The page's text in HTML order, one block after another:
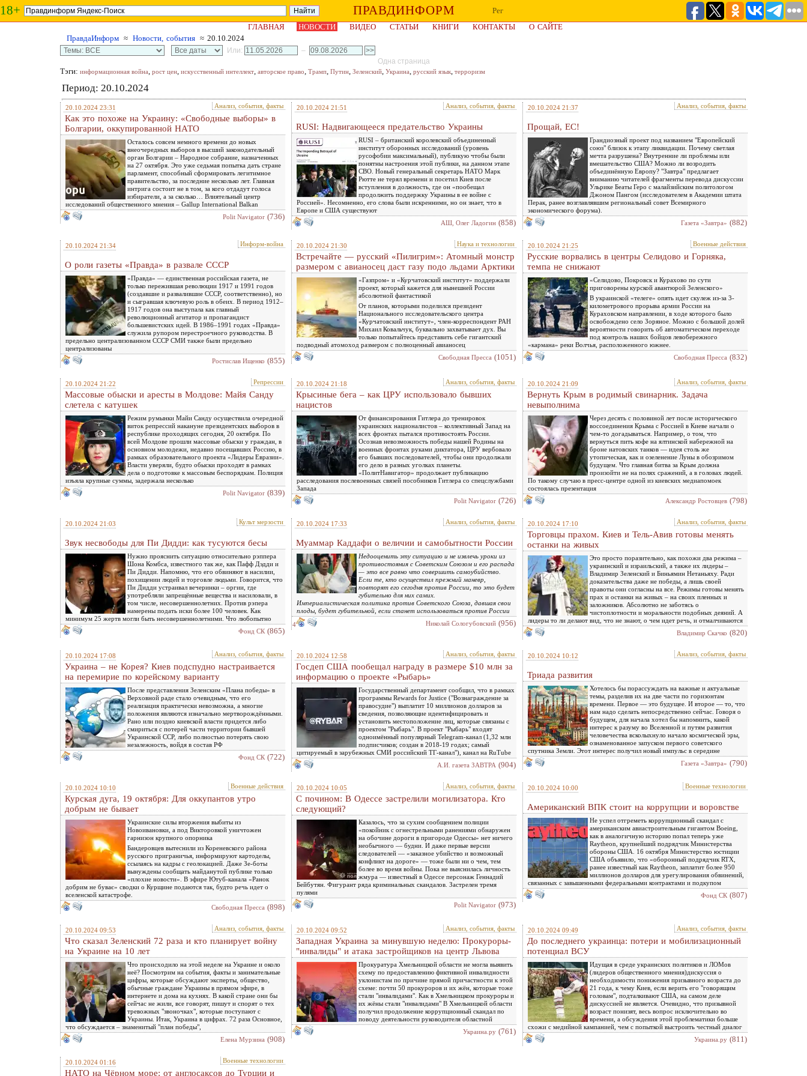
18+ ПРАВДИНФОРМ
Рег
ГЛАВНАЯ
НОВОСТИ ВИДЕО СТАТЬИ КНИГИ КОНТАКТЫ
О САЙТЕ
ПравдаИнформ ≈ Новости, события ≈ 20.10.2024
Или:
–
Одна страница
Тэги: информационная война, рост цен, искусственный интеллект, авторское право, Трамп, Путин, Зеленский, Украина, русский язык, терроризм
Период: 20.10.2024
20.10.2024 23:31 Анализ, события, факты
Как это похоже на Украину: «Свободные выборы» в
Болгарии, оккупированной НАТО
Осталось совсем немного времени до новых
внеочередных выборов в высший законодательный
орган Болгарии – Народное собрание, назначенных
на 27 октября. Это уже седьмая попытка дать стране
парламент, способный сформировать легитимное
правительство, за последние несколько лет. Главная
интрига состоит не в том, за кого отдадут голоса
избиратели, а за сколько… Влиятельный центр
исследований общественного мнения – Gallup International Balkan
Polit Navigator (736)
20.10.2024 21:51 Анализ, события, факты
RUSI: Надвигающееся предательство Украины
RUSI – британский королевский объединенный
институт оборонных исследований (уровень
русофобии максимальный), публикую чтобы были
понятны настроения этой публики, на данном этапе
СВО. Новый генеральный секретарь НАТО Марк
Рютте не терял времени и посетил Киев после
вступления в должность, где он «пообещал
продолжить поддержку Украины в ее войне с
Россией». Несомненно, его слова были искренними, но он знает, что в
Европе и США существуют
АШ, Олег Ладогин (858)
20.10.2024 21:37 Анализ, события, факты
Прощай, ЕС!
Грандиозный проект под названием "Европейский
союз" близок к этапу ликвидации. Почему светлая
мечта разрушена? Внутренние ли проблемы или
вмешательство США? Можно ли возродить
объединённую Европу? "Завтра" предлагает
вниманию читателей фрагменты перевода дискуссии
Ульрике Беаты Геро с малайзийским политологом
Джоном Пангом (исследователем в Академии штата
Перак, ранее возглавлявшим региональный совет Всемирного
экономического форума).
Газета «Завтра» (882)
20.10.2024 21:34 Информ-война
О роли газеты «Правда» в развале СССР
«Правда» — единственная российская газета, не
только пережившая революции 1917 и 1991 годов
(создавшие и развалившие СССР, соответственно), но
и сыгравшая ключевую роль в обеих. В период 1912–
1917 годов она выступала как главный
революционный агитатор и пропагандист
большевистских идей. В 1986–1991 годах «Правда»
служила рупором перестроечного руководства. В
предельно централизованном СССР СМИ также были предельно
централизованы
Ростислав Ищенко (855)
20.10.2024 21:30 Наука и технологии
Встречайте — русский «Пилигрим»: Атомный монстр
размером с авианосец даст газу подо льдами Арктики
«Газпром» и «Курчатовский институт» поддержали
проект, который кажется для нынешней России
абсолютной фантастикой
От планов, которыми поделился президент
Национального исследовательского центра
«Курчатовский институт», член-корреспондент РАН
Михаил Ковальчук, буквально захватывает дух. Вы
только попытайтесь представить себе гигантский
подводный атомоход размером с полноценный авианосец
Свободная Пресса (1051)
20.10.2024 21:25 Военные действия
Русские ворвались в центры Селидово и Горняка,
темпа не снижают
«Селидово, Покровск и Курахово по сути
приговорены курской авантюрой Зеленского»
В украинской «телеге» опять идет скулеж из-за 3-
километрового прорыва армии России на
Кураховском направлении, в ходе которого было
освобождено село Зоряное. Можно с большой долей
вероятности говорить об автоматическом переходе
под контроль наших бойцов левобережного
«кармана» реки Волчья, расположенного южнее.
Свободная Пресса (832)
20.10.2024 21:22 Репрессии
Массовые обыски и аресты в Молдове: Майя Санду
слетела с катушек
Режим румынки Майи Санду осуществила очередной
виток репрессий накануне президентских выборов в
республике проходящих сегодня, 20 октября. По
всей Молдове прошли массовые обыски у граждан, в
основном молодежи, недавно посещавших Россию, в
рамках образовательного проекта «Лидеры Евразии».
Власти уверяли, будто обыски проходят в рамках
дела о подготовке к массовым беспорядкам. Полиция
изъяла крупные суммы, задержала несколько
Polit Navigator (839)
20.10.2024 21:18 Анализ, события, факты
Крысиные бега – как ЦРУ использовало бывших
нацистов
От финансирования Гитлера до тренировок
украинских националистов – коллективный Запад на
всех фронтах пытался противостоять России.
Осознав невозможность победы нашей Родины на
военных фронтах руками диктатора, ЦРУ вербовало
его бывших последователей, чтобы они продолжали
его дело в разных уголках планеты.
«ПолитНавигатор» продолжает публикацию
расследования послевоенных связей пособников Гитлера со спецслужбами
Запада
Polit Navigator (726)
20.10.2024 21:09 Анализ, события, факты
Вернуть Крым в родимый свинарник. Задача
невыполнима
Через десять с половиной лет после исторического
воссоединения Крыма с Россией в Киеве начали о
чем-то догадываться. Например, о том, что
вернуться пить кофе на ялтинской набережной на
броне натовских танков — идея столь же
утопическая, как и озеленение Луны в обозримом
будущем. Что главная битва за Крым должна
произойти не на полях сражений, а в головах людей.
По такому случаю в пресс-центре одной из киевских медиапомоек
состоялась презентация
Александр Ростовцев (798)
20.10.2024 21:03 Культ мерзости
Звук несвободы для Пи Дидди: как тусуются бесы
Нужно прояснить ситуацию относительно рэппера
Шона Комбса, известного так же, как Пафф Дэдди и
Пи Дидди. Напомню, что его обвиняют в насилии,
похищении людей и торговле людьми. Говорится, что
Пи Дидди устраивал вечеринки – оргии, где
употребляли запрещённые вещества и насиловали, в
том числе, несовершеннолетних. Против рэпера
намерены подать иски более 100 человек. Как
минимум 25 жертв могли быть несовершеннолетними. Что любопытно
Фонд СК (865)
20.10.2024 17:33 Анализ, события, факты
Муаммар Каддафи о величии и самобытности России
Недооценить эту ситуацию и не извлечь уроки из
противостояния с Советским Союзом и его распада
— это все равно что совершить самоубийство.
Если те, кто осуществил прежний маневр,
повторят его сегодня против России, то это будет
губительно для них самих.
Империалистическая политика против Советского Союза, давшая свои
плоды, будет губительной, если станет использоваться против России
4
Николай Сологубовский (956)
20.10.2024 17:10 Анализ, события, факты
Торговцы прахом. Киев и Тель-Авив готовы менять
останки на живых
Это просто поразительно, как похожи два режима –
украинский и израильский, а также их лидеры –
Владимир Зеленский и Биньямин Нетаньяху. Ради
доказательства даже не победы, а лишь своей
правоты они согласны на все. Режимы готовы менять
прах и останки на живых – на своих пленных и
заложников. Абсолютно не заботясь о
чистоплотности и моральности подобных деяний. А
лидеры то ли делают вид, что не знают, о чем идет речь, и отмалчиваются
Владимир Скачко (820)
20.10.2024 17:08 Анализ, события, факты
Украина – не Корея? Киев подспудно настраивается
на перемирие по корейскому варианту
После представления Зеленским «Плана победы» в
Верховной раде стало очевидным, что его
реализация практически невозможна, а многие
положения являются изначально мертворождёнными.
Рано или поздно киевской власти придется либо
смириться с потерей части территории бывшей
Украинской ССР, либо полностью потерять свою
незалежность, войдя в состав РФ
Фонд СК (722)
20.10.2024 12:58 Анализ, события, факты
Госдеп США пообещал награду в размере $10 млн за
информацию о проекте «Рыбарь»
Государственный департамент сообщил, что в рамках
программы Rewards for Justice ("Вознаграждение за
правосудие") выплатит 10 миллионов долларов за
сведения, позволяющие идентифицировать и
установить местоположение лиц, которые связаны с
проектом "Рыбарь". В проект "Рыбарь" входят
одноимённый популярный Telegram-канал (1,32 млн
подписчиков; создан в 2018-19 годах; самый
цитируемый в зарубежных СМИ российский ТГ-канал"), канал на RuTube
А.И. газета ЗАВТРА (904)
20.10.2024 10:12 Анализ, события, факты
Триада развития
Хотелось бы порассуждать на важные и актуальные
темы, разделив их на две части по горизонтам
времени. Первое — это будущее. И второе — то, что
нам надо сделать непосредственно сейчас. Говоря о
будущем, для начала хотел бы напомнить, какой
интерес к разуму во Вселенной и путям развития
человечества всколыхнуло начало космической эры,
ознаменованное запуском первого советского
спутника Земли. Этот интерес получил новый импульс в середине
Газета «Завтра» (790)
20.10.2024 10:10 Военные действия
Курская дуга, 19 октября: Для оккупантов утро
добрым не бывает
Украинские силы вторжения выбиты из
Новоивановки, а под Викторовкой уничтожен
гарнизон крупного опорника
Бандеровцев вытеснили из Кореневского района
русского приграничья, информируют картоделы,
ссылаясь на кадры с геолокацией. Даже Зе-боты
вынуждены сообщать майданутой публике только
«плохие новости». В эфире Ютуб-канала «Ранок
добрим не буває» сводки о Курщине подаются так, будто речь идет о
вселенской катастрофе.
Свободная Пресса (898)
20.10.2024 10:05 Анализ, события, факты
С почином: В Одессе застрелили могилизатора. Кто
следующий?
Казалось, что за сухим сообщением полиции
«покойник с огнестрельными ранениями обнаружен
на обочине дороги в пригороде Одессы» нет ничего
необычного — будни. И даже первые версии
следователей — «заказное убийство и возможный
конфликт на дороге» — тоже были ни о чем, тем
более во время войны. Пока не выяснилась личность
жмура — известный в Одессе персонаж Геннадий
Бейбутян. Фигурант ряда криминальных скандалов. Застрелен тремя
пулями
Polit Navigator (973)
20.10.2024 10:00 Военные технологии
Американский ВПК стоит на коррупции и воровстве
Не успел отгреметь коррупционный скандал с
американским авиастроительным гигантом Boeing,
как в аналогичную историю попал теперь уже
Raytheon, крупнейший подрядчик Министерства
обороны США. 16 октября Министерство юстиции
США объявило, что «оборонный подрядчик RTX,
ранее известный как Raytheon, заплатит более 950
миллионов долларов для урегулирования обвинений,
связанных с завышенными федеральными контрактами и подкупом
Фонд СК (807)
20.10.2024 09:53 Анализ, события, факты
Что сказал Зеленский 72 раза и кто планирует войну
на Украине на 10 лет
Что происходило на этой неделе на Украине и около
неё? Посмотрим на события, факты и занимательные
цифры, которые обсуждают эксперты, общество,
обычные граждане Украины в прямом эфире, в
интернете и дома на кухнях. В какой стране они бы
сейчас не жили, все говорят, пишут и спорят о тех
тревожных "звоночках", которые поступают с
Украины. Итак, Украина в цифрах. 72 раза Основное,
что обсуждается – знаменитый "план победы",
Елена Мурзина (908)
20.10.2024 09:52 Анализ, события, факты
Западная Украина за минувшую неделю: Прокуроры-
"инвалиды" ​​и атака застройщиков на центр Львова
Прокуратура Хмельницкой области не могла выявить
схему по предоставлению фиктивной инвалидности
уклонистам по причине прямой причастности к этой
схеме: почти 50 прокуроров и их жён, которые тоже
стали "инвалидами". Как в Хмельницком прокуроры и
их жёны стали "инвалидами" В Хмельницкой области
получил продолжение коррупционный скандал по
поводу деятельности руководителя областной
Украина.ру (761)
20.10.2024 09:49 Анализ, события, факты
До последнего украинца: потери и мобилизационный
потенциал ВСУ
Идущая в среде украинских политиков и ЛОМов
(лидеров общественного мнения)дискуссия о
необходимости понижения призывного возраста до
21 года, к чему Киев, если верить его "говорящим
головам", подталкивают США, на самом деле
дискуссией не является. Очевидно, что призывной
возраст понизят, весь вопрос исключительно во
времени, а обсуждения этой проблематики больше
схожи с медийной кампанией, чем с попыткой выстроить честный диалог
Украина.ру (811)
20.10.2024 01:16 Военные технологии
НАТО на Чёрном море: от англосаксов до Турции и